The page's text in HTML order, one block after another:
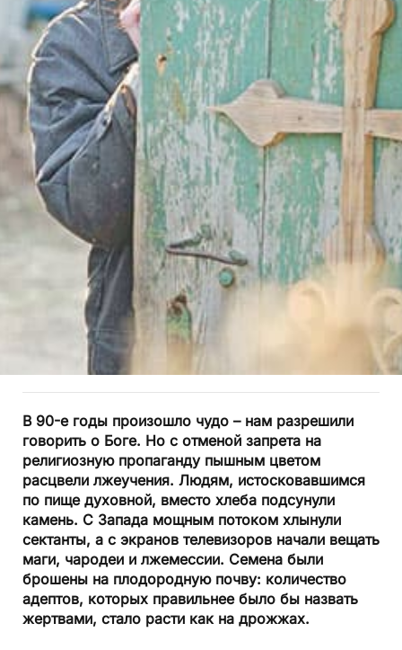
В 90-е годы произошло чудо – нам разрешили
говорить о Боге. Но с отменой запрета на
религиозную пропаганду пышным цветом
расцвели лжеучения. Людям, истосковавшимся
по пище духовной, вместо хлеба подсунули
камень. С Запада мощным потоком хлынули
сектанты, а с экранов телевизоров начали вещать
маги, чародеи и лжемессии. Семена были
брошены на плодородную почву: количество
адептов, которых правильнее было бы назвать
жертвами, стало расти как на дрожжах.